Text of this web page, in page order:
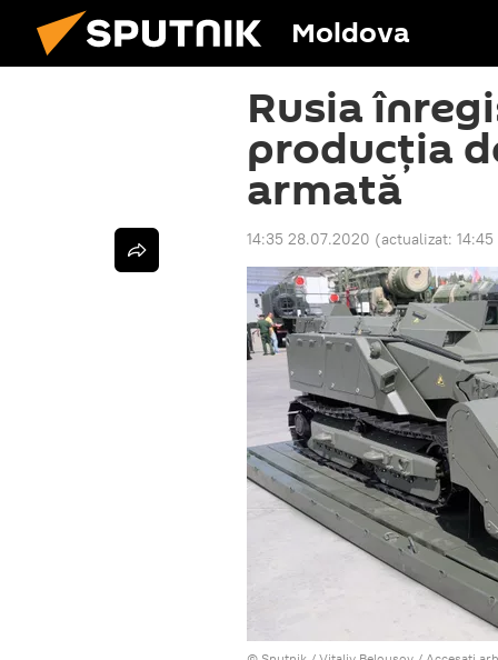
Moldova
Rusia
producția
armată
14:35 28.07.2020 (actualizat: